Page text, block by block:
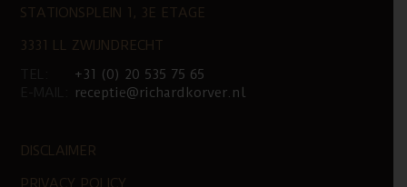
STATIONSPLEIN 1, 3E ETAGE
3331 LL ZWIJNDRECHT
+31 (0) 20 535 75 65
receptie@richardkorver.nl
DISCLAIMER
PRIVACY POLICY